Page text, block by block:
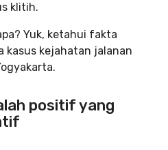
klitih.
Yuk, ketahui fakta
kejahatan jalanan
positif yang